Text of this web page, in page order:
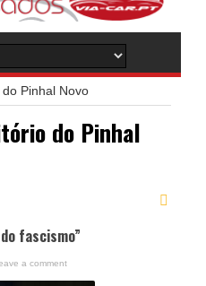
Pinhal Novo
do Pinhal
fascismo”
a comment